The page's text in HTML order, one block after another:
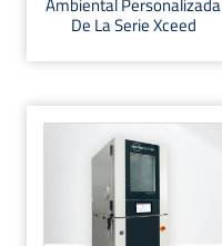
De La Serie Xceed